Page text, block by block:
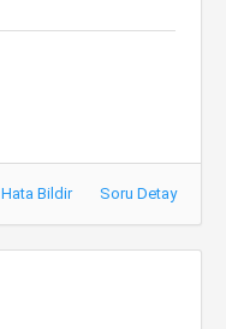
Hata Bildir Soru Detay